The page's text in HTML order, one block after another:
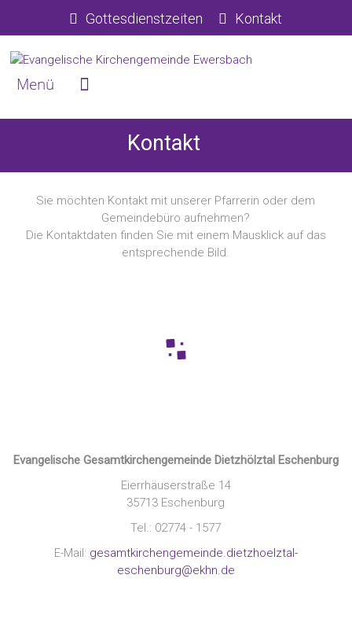
Gottesdienstzeiten Kontakt
Kontakt
Sie möchten Kontakt mit unserer Pfarrerin oder dem
Gemeindebüro aufnehmen?
Die Kontaktdaten finden Sie mit einem Mausklick auf das
entsprechende Bild.
Evangelische Gesamtkirchengemeinde Dietzhölztal Eschenburg
Eierrhäuserstraße 14
35713 Eschenburg
Tel.: 02774 - 1577
E-Mail: gesamtkirchengemeinde.dietzhoelztal-
eschenburg@ekhn.de